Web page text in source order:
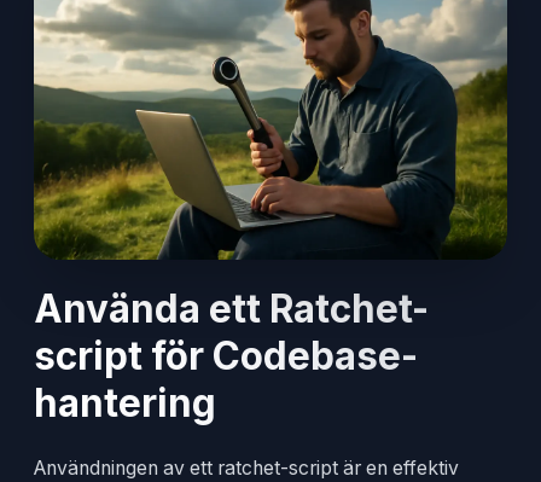
Använda ett Ratchet-
script för Codebase-
hantering
Användningen av ett ratchet-script är en effektiv